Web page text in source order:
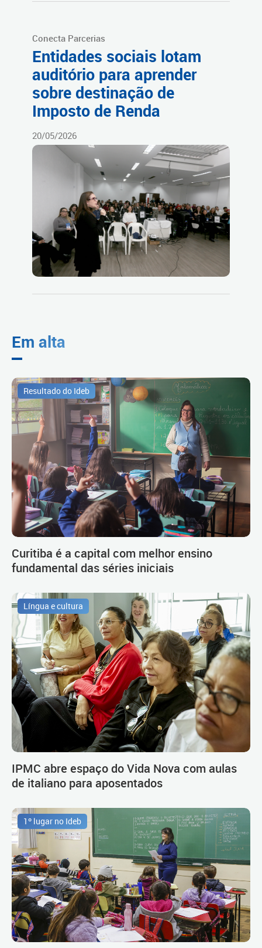
Conecta Parcerias
Entidades sociais lotam
auditório para aprender
sobre destinação de
Imposto de Renda
20/05/2026
Em alta
Resultado do Ideb
Curitiba é a capital com melhor ensino
fundamental das séries iniciais
Língua e cultura
IPMC abre espaço do Vida Nova com aulas
de italiano para aposentados
1º lugar no Ideb